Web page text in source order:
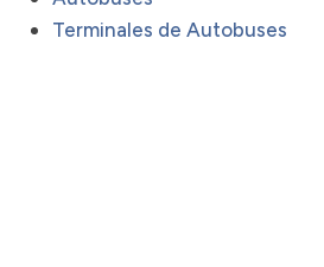
Terminales de Autobuses